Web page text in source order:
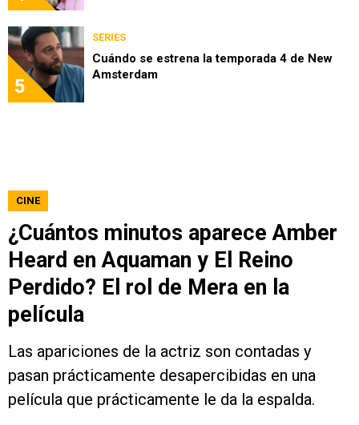
5
SERIES
Cuándo se estrena la temporada 4 de New
Amsterdam
CINE
¿Cuántos minutos aparece Amber
Heard en Aquaman y El Reino
Perdido? El rol de Mera en la
película
Las apariciones de la actriz son contadas y
pasan prácticamente desapercibidas en una
película que prácticamente le da la espalda.